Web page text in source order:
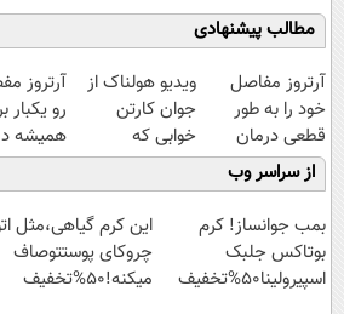
مطالب پیشنهادی
آرتروز مفاصل
خود را به طور
قطعی درمان
کنید!
◗پرسش‌نامه◖
ویدیو هولناک از
جوان کارتن
خوابی که
میلیاردر شد.
آموزش رایگان
آرتروز
رو یکبار
همیشه
کن!
از سراسر وب
بمب جوانساز! کرم
بوتاکس جلبک
اسپیرولینا50%تخفیف
این کرم گیاهی،مثل
چروکای پوستتوصاف
میکنه!50%تخفیف